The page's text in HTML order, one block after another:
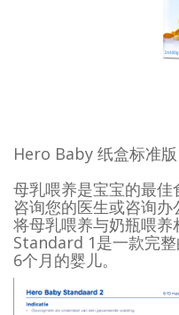
Hero Baby 纸盒标准版
母乳喂养是宝宝的最
咨询您的医生或咨询
将母乳喂养与奶瓶喂
Standard 1是一款完
6个月的婴儿。